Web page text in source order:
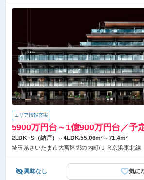
エリア情報充実
5900万円台～1億900万円台／予
2LDK+S（納戸）～4LDK/55.06m²～71.4m²
埼玉県さいたま市大宮区堀の内町/ＪＲ京浜東北線
興味なし 気に